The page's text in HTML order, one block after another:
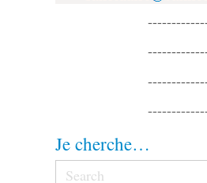
Je cherche…